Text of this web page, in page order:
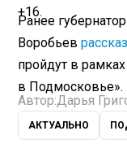
+16.
Ранее
Воробьев
пройдут в
в Подмосковье».
Автор:Дарья
АКТУАЛЬНО